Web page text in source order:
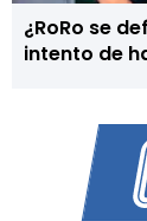
¿RoRo se
intento de